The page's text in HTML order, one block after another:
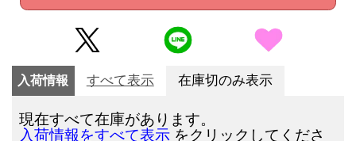
入荷情報 すべて表示 在庫切のみ表示
現在すべて在庫があります。
入荷情報をすべて表示 をクリックしてくださ